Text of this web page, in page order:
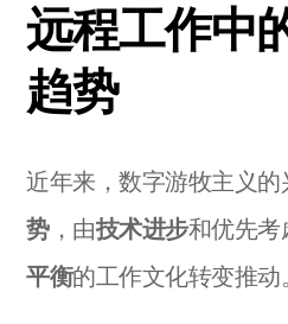
远程工作中
趋势
近年来，数字游牧主义
势，由技术进步和优先考
平衡的工作文化转变推动